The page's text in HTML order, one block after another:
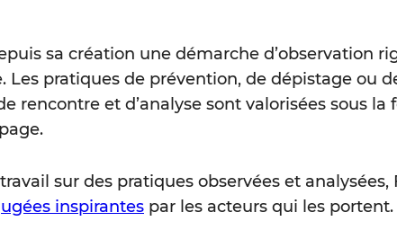
sa création une démarche d’observation
Les pratiques de prévention, de dépistage ou
de rencontre et d’analyse sont valorisées sous
sur des pratiques observées et
inspirantes par les acteurs qui les portent.